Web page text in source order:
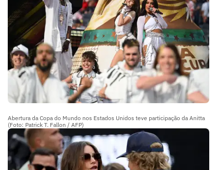
Abertura da Copa do Mundo nos Estados Unidos teve participação da Anitta
(Foto: Patrick T. Fallon / AFP)